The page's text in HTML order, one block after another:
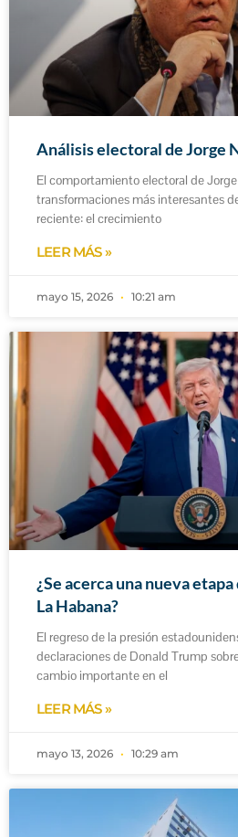
Análisis electoral de Jorge
El comportamiento electoral de
transformaciones más interesantes
reciente: el crecimiento
LEER MÁS »
mayo 15, 2026 10:21 am
¿Se acerca una nueva
La Habana?
El regreso de la presión
declaraciones de Donald Trump
cambio importante en el
LEER MÁS »
mayo 13, 2026 10:29 am